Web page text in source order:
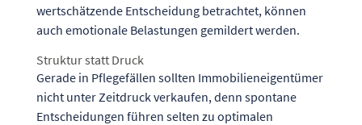
wertschätzende Entscheidung betrachtet, können
auch emotionale Belastungen gemildert werden.
Struktur statt Druck
Gerade in Pflegefällen sollten Immobilieneigentümer
nicht unter Zeitdruck verkaufen, denn spontane
Entscheidungen führen selten zu optimalen